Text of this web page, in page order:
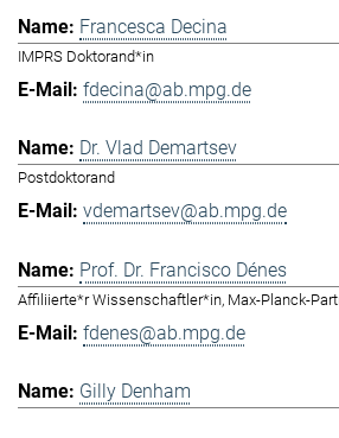
Francesca Decina
IMPRS Doktorand*in
fdecina@ab.mpg.de
Dr. Vlad Demartsev
Postdoktorand
vdemartsev@ab.mpg.de
Prof. Dr. Francisco Dénes
Affiliierte*r Wissenschaftler*in, Max-Planck-
fdenes@ab.mpg.de
Gilly Denham